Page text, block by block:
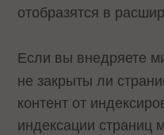
отобразятся в
Если вы внедряете
не закрыты ли
контент от
индексации страниц